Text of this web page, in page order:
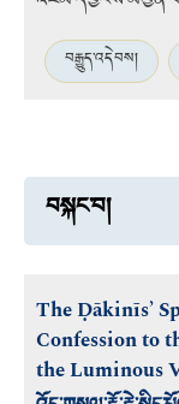
བརྒྱུད་འདེབས།
བསྐང་བ།
The Ḍākinīs’
Confession to
the Luminous